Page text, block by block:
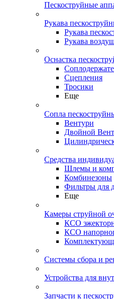
Пескоструйные
Рукава
Рукава
Рукава
Оснастка
Сцепления
Тросики
Еще
Сопла
Вентури
Двойной
Средства
Шлемы и
Комбинезоны
Фильтры для
Еще
Камеры струйной
КСО
КСО
Системы сбора и
Устройства для
Запчасти к